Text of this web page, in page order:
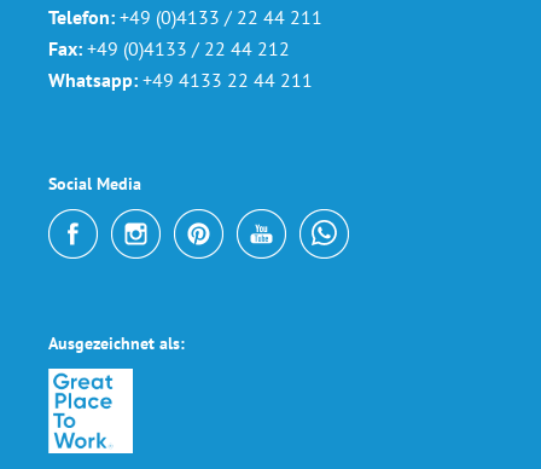
Telefon: +49 (0)4133 / 22 44 211
Fax: +49 (0)4133 / 22 44 212
Whatsapp: +49 4133 22 44 211
Social Media
Ausgezeichnet als: